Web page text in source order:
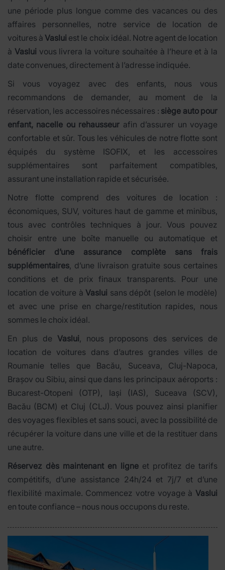
une période plus longue comme des vacances ou des
affaires personnelles, notre service de location de
voitures àVaslui est le choix idéal. Notre agent de location
à Vaslui vous livrera la voiture souhaitée à l’heure et à la
date convenues, directement à l’adresse indiquée.
Si vous voyagez avec des enfants, nous vous
recommandons de demander, au moment de la
réservation, les accessoires nécessaires : siège auto pour
enfant, nacelle ou rehausseur afin d’assurer un voyage
confortable et sûr. Tous les véhicules de notre flotte sont
équipés du système ISOFIX, et les accessoires
supplémentaires sont parfaitement compatibles,
assurant une installation rapide et sécurisée.
Notre flotte comprend des voitures de location :
économiques, SUV, voitures haut de gamme et minibus,
tous avec contrôles techniques à jour. Vous pouvez
choisir entre une boîte manuelle ou automatique et
bénéficier d’une assurance complète sans frais
supplémentaires, d’une livraison gratuite sous certaines
conditions et de prix finaux transparents. Pour une
location de voiture àVaslui sans dépôt (selon le modèle)
et avec une prise en charge/restitution rapides, nous
sommes le choix idéal.
En plus de Vaslui, nous proposons des services de
location de voitures dans d’autres grandes villes de
Roumanie telles que Bacău, Suceava, Cluj-Napoca,
Brașov ou Sibiu, ainsi que dans les principaux aéroports :
Bucarest-Otopeni (OTP), Iași (IAS), Suceava (SCV),
Bacău (BCM) et Cluj (CLJ). Vous pouvez ainsi planifier
des voyages flexibles et sans souci, avec la possibilité de
récupérer la voiture dans une ville et de la restituer dans
une autre.
Réservez dès maintenant en ligneet profitez de tarifs
compétitifs, d’une assistance 24h/24 et 7j/7 et d’une
flexibilité maximale. Commencez votre voyage à Vaslui
en toute confiance – nous nous occupons du reste.